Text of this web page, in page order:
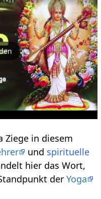
diesem
und spirituelle
hier das Wort,
Ziege‏‎ vom Standpunkt derYoga